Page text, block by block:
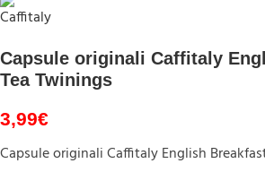
Capsule originali Caffitaly
Tea Twinings
3,99€
Capsule originali Caffitaly English